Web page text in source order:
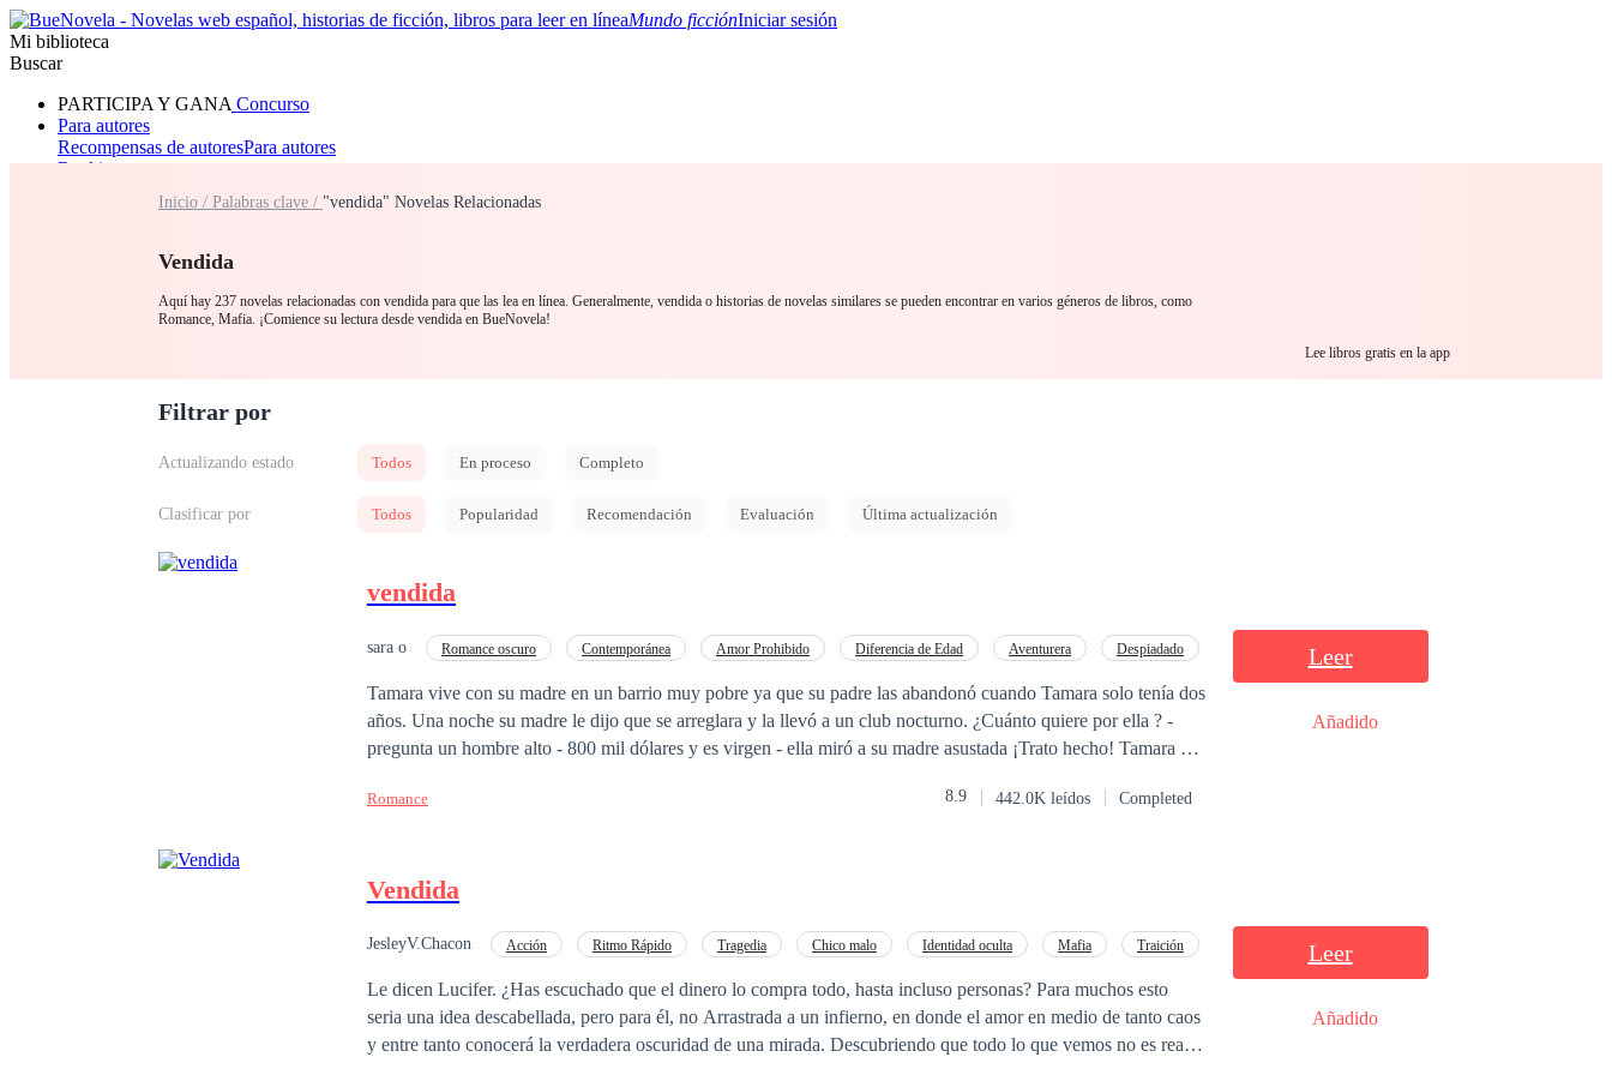
Mundo ficciónIniciar sesión
Mi biblioteca
Buscar
PARTICIPA Y GANA Concurso
Para autores
Recompensas de autoresPara autores
Ranking
RomanceHombre lobo
Inicio / Palabras clave / "vendida" Novelas Relacionadas
Vendida
Aquí hay 237 novelas relacionadas con vendida para que las lea en línea. Generalmente, vendida o historias de novelas similares se pueden encontrar en varios géneros de libros, como
Romance, Mafia. ¡Comience su lectura desde vendida en BueNovela!
Lee libros gratis en la app
Filtrar por
Actualizando estado Todos En proceso Completo
Clasificar por Todos Popularidad Recomendación Evaluación Última actualización
vendida
sara o Romance oscuro Contemporánea Amor Prohibido Diferencia de Edad Aventurera Despiadado
Tamara vive con su madre en un barrio muy pobre ya que su padre las abandonó cuando Tamara solo tenía dos
años. Una noche su madre le dijo que se arreglara y la llevó a un club nocturno. ¿Cuánto quiere por ella ? -
pregunta un hombre alto - 800 mil dólares y es virgen - ella miró a su madre asustada ¡Trato hecho! Tamara cae
pensar que ella poco a poco iba a cautivar su corazón. Pero al causarle tanto daño, Gael no sabe si ella en algún
Romance 8.9 442.0K leídos Completed
Leer
Añadido
Vendida
JesleyV.Chacon Acción Ritmo Rápido Tragedia Chico malo Identidad oculta Mafia
Traición
Le dicen Lucifer. ¿Has escuchado que el dinero lo compra todo, hasta incluso personas? Para muchos esto
seria una idea descabellada, pero para él, no Arrastrada a un infierno, en donde el amor en medio de tanto caos
y entre tanto conocerá la verdadera oscuridad de una mirada. Descubriendo que todo lo que vemos no es real,
Leer
Añadido